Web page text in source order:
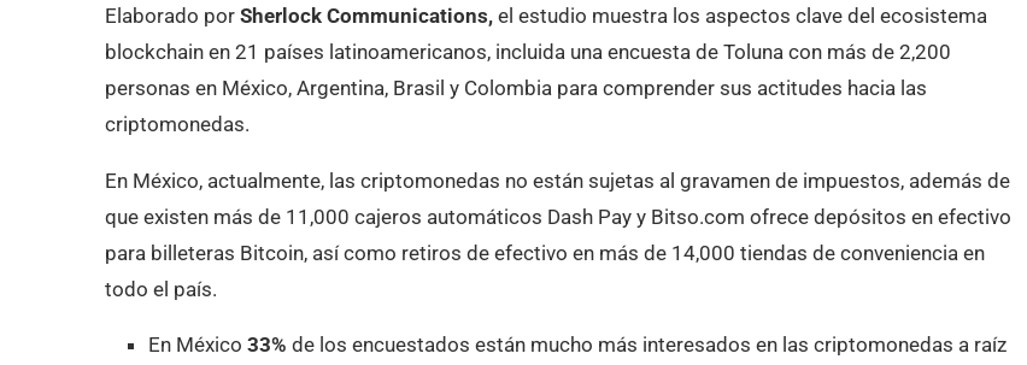
Elaborado por Sherlock Communications, el estudio muestra los aspectos clave del ecosistema
blockchain en 21 países latinoamericanos, incluida una encuesta de Toluna con más de 2,200
personas en México, Argentina, Brasil y Colombia para comprender sus actitudes hacia las
criptomonedas.
En México, actualmente, las criptomonedas no están sujetas al gravamen de impuestos, además de
que existen más de 11,000 cajeros automáticos Dash Pay y Bitso.com ofrece depósitos en efectivo
para billeteras Bitcoin, así como retiros de efectivo en más de 14,000 tiendas de conveniencia en
todo el país.
En México 33% de los encuestados están mucho más interesados en las criptomonedas a raíz